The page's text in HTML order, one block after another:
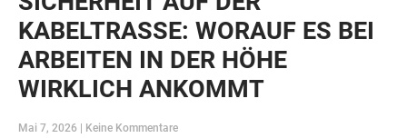
KABELTRASSE: WORAUF ES BEI
ARBEITEN IN DER HÖHE
WIRKLICH ANKOMMT
Mai 7, 2026 Keine Kommentare